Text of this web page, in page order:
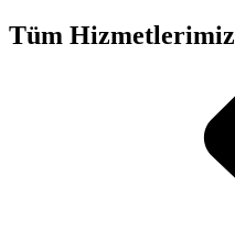
Tüm Hizmetlerimiz